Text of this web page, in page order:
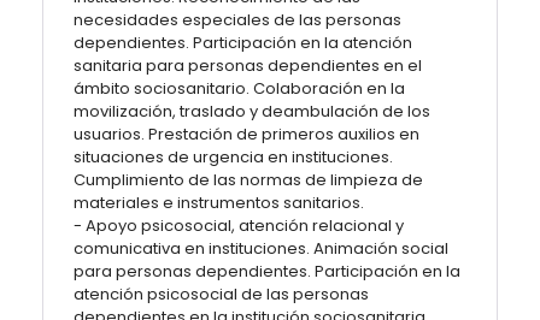
necesidades especiales de las personas
dependientes. Participación en la atención
sanitaria para personas dependientes en el
ámbito sociosanitario. Colaboración en la
movilización, traslado y deambulación de los
usuarios. Prestación de primeros auxilios en
situaciones de urgencia en instituciones.
Cumplimiento de las normas de limpieza de
materiales e instrumentos sanitarios.
- Apoyo psicosocial, atención relacional y
comunicativa en instituciones. Animación social
para personas dependientes. Participación en la
atención psicosocial de las personas